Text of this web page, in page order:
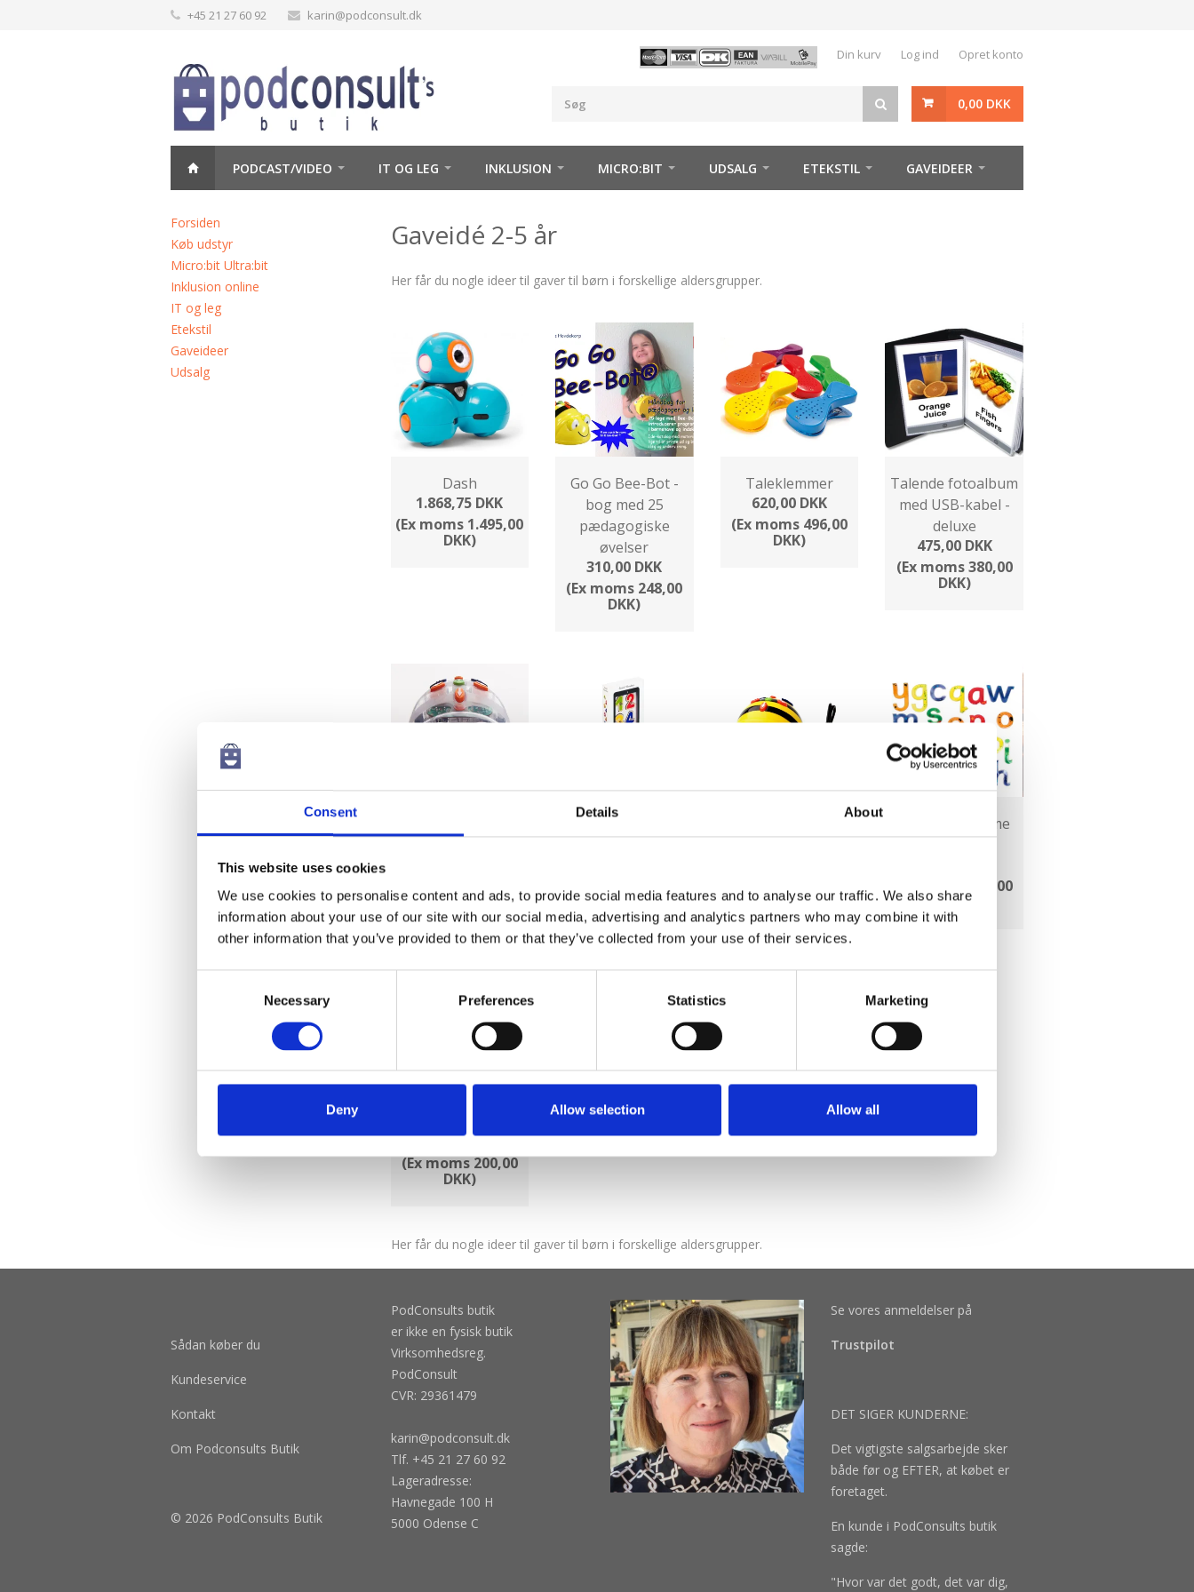
Consent Details About
This website uses cookies
We use cookies to personalise content and ads, to provide social media features and to analyse our traffic. We also share
information about your use of our site with our social media, advertising and analytics partners who may combine it with
other information that you’ve provided to them or that they’ve collected from your use of their services.
Necessary Preferences Statistics Marketing
Deny Allow selection Allow all
+45 21 27 60 92 karin@podconsult.dk
Din kurv Log ind Opret konto
0,00 DKK
PODCAST/VIDEO IT OG LEG INKLUSION MICRO:BIT UDSALG ETEKSTIL GAVEIDEER
Forsiden
Køb udstyr
Micro:bit Ultra:bit
Inklusion online
IT og leg
Etekstil
Gaveideer
Udsalg
Gaveidé 2-5 år
Her får du nogle ideer til gaver til børn i forskellige aldersgrupper.
Dash
1.868,75 DKK
(Ex moms 1.495,00
DKK)
Go Go Bee-Bot -
bog med 25
pædagogiske
øvelser
310,00 DKK
(Ex moms 248,00
DKK)
Taleklemmer
620,00 DKK
(Ex moms 496,00
DKK)
Talende fotoalbum
med USB-kabel -
deluxe
475,00 DKK
(Ex moms 380,00
DKK)
(Ex moms 600,00
DKK)
Marbotic Numbers -
(Ex moms 150,00
DKK)
(Ex moms 680,00
DKK)
Glimmer klemme
(Ex moms 300,00
DKK)
250,00 DKK
(Ex moms 200,00
DKK)
Her får du nogle ideer til gaver til børn i forskellige aldersgrupper.
Sådan køber du
Kundeservice
Kontakt
Om Podconsults Butik
© 2026 PodConsults Butik
PodConsults butik
er ikke en fysisk butik
Virksomhedsreg.
PodConsult
CVR: 29361479
karin@podconsult.dk
Tlf. +45 21 27 60 92
Lageradresse:
Havnegade 100 H
5000 Odense C
Se vores anmeldelser på
Trustpilot
DET SIGER KUNDERNE:
Det vigtigste salgsarbejde sker
både før og EFTER, at købet er
foretaget.
En kunde i PodConsults butik
sagde:
"Hvor var det godt, det var dig,